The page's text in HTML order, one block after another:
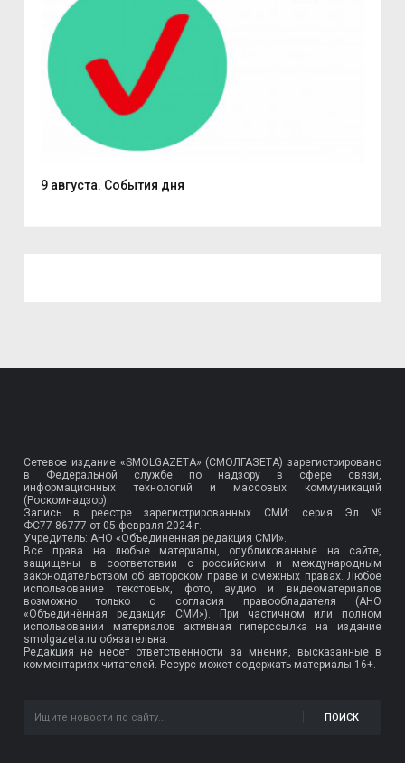
9 августа. События дня
Сетевое издание «SMOLGAZETA» (СМОЛГАЗЕТА) зарегистрировано
в Федеральной службе по надзору в сфере связи,
информационных технологий и массовых коммуникаций
(Роскомнадзор).
Запись в реестре зарегистрированных СМИ: серия Эл №
ФС77-86777 от 05 февраля 2024 г.
Учредитель: АНО «Объединенная редакция СМИ».
Все права на любые материалы, опубликованные на сайте,
защищены в соответствии с российским и международным
законодательством об авторском праве и смежных правах. Любое
использование текстовых, фото, аудио и видеоматериалов
возможно только с согласия правообладателя (АНО
«Объединённая редакция СМИ»). При частичном или полном
использовании материалов активная гиперссылка на издание
smolgazeta.ru обязательна.
Редакция не несет ответственности за мнения, высказанные в
комментариях читателей. Ресурс может содержать материалы 16+.
ПОИСК